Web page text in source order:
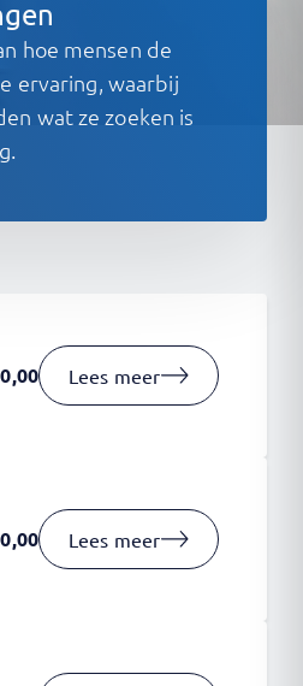
hoe mensen de
ervaring, waarbij
wat ze zoeken is
Lees meer
Lees meer